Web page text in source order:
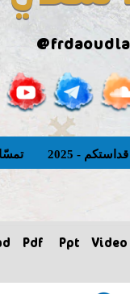
- 2025 تمسّك بما
Pdf Ppt Video